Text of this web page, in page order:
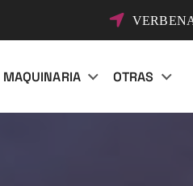
MAQUINARIA OTRAS